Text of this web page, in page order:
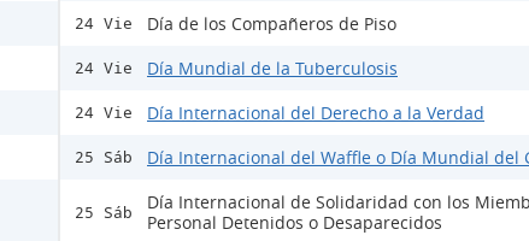
24 Vie Día de los Compañeros de Piso
24 Vie Día Mundial de la Tuberculosis
24 Vie Día Internacional del Derecho a la Verdad
25 Sáb Día Internacional del Waffle o Día Mundial del
25 Sáb
Día Internacional de Solidaridad con los
Personal Detenidos o Desaparecidos